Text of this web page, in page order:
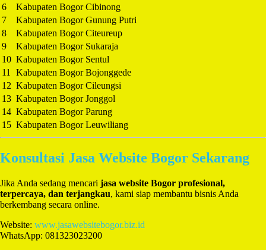
6
Kabupaten Bogor Cibinong
7
Kabupaten Bogor Gunung Putri
8
Kabupaten Bogor Citeureup
9
Kabupaten Bogor Sukaraja
10 Kabupaten Bogor Sentul
11 Kabupaten Bogor Bojonggede
12 Kabupaten Bogor Cileungsi
13 Kabupaten Bogor Jonggol
14 Kabupaten Bogor Parung
15 Kabupaten Bogor Leuwiliang
Konsultasi Jasa Website Bogor Sekarang
Jika Anda sedang mencari jasa website Bogor profesional,
terpercaya, dan terjangkau, kami siap membantu bisnis Anda
berkembang secara online.
Website: www.jasawebsitebogor.biz.id
WhatsApp: 081323023200